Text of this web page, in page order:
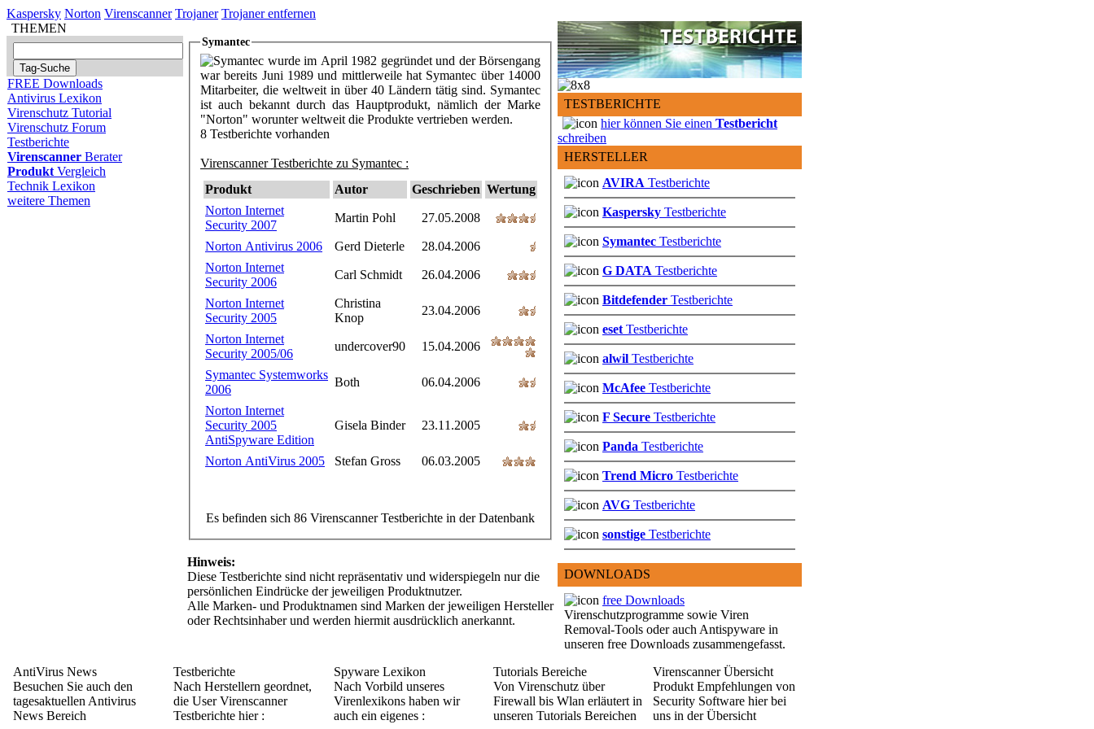
Kaspersky Norton Virenscanner Trojaner Trojaner entfernen
THEMEN
FREE Downloads
Antivirus Lexikon
Virenschutz Tutorial
Virenschutz Forum
Testberichte
Virenscanner Berater
Produkt Vergleich
Technik Lexikon
weitere Themen
Symantec
Symantec wurde im April 1982 gegründet und der Börsengang
war bereits Juni 1989 und mittlerweile hat Symantec über 14000
Mitarbeiter, die weltweit in über 40 Ländern tätig sind. Symantec
ist auch bekannt durch das Hauptprodukt, nämlich der Marke
"Norton" worunter weltweit die Produkte vertrieben werden.
8 Testberichte vorhanden
Virenscanner Testberichte zu Symantec :
Produkt
Autor Geschrieben Wertung
Norton Internet
Security 2007
Martin Pohl 27.05.2008
Norton Antivirus 2006 Gerd Dieterle
28.04.2006
Norton Internet
Security 2006
Carl Schmidt 26.04.2006
Norton Internet
Security 2005
Christina
Knop
23.04.2006
Norton Internet
Security 2005/06
undercover90 15.04.2006
Symantec Systemworks
2006
Both 06.04.2006
Norton Internet
Security 2005
AntiSpyware Edition
Gisela Binder 23.11.2005
Norton AntiVirus 2005 Stefan Gross 06.03.2005
Es befinden sich 86 Virenscanner Testberichte in der Datenbank
Hinweis:
Diese Testberichte sind nicht repräsentativ und widerspiegeln nur die
persönlichen Eindrücke der jeweiligen Produktnutzer.
Alle Marken- und Produktnamen sind Marken der jeweiligen Hersteller
oder Rechtsinhaber und werden hiermit ausdrücklich anerkannt.
TESTBERICHTE
hier können Sie einen Testbericht
schreiben
HERSTELLER
AVIRA Testberichte
Kaspersky Testberichte
Symantec Testberichte
G DATA Testberichte
Bitdefender Testberichte
eset Testberichte
alwil Testberichte
McAfee Testberichte
F Secure Testberichte
Panda Testberichte
Trend Micro Testberichte
AVG Testberichte
sonstige Testberichte
DOWNLOADS
free Downloads
Virenschutzprogramme sowie Viren
Removal-Tools oder auch Antispyware in
unseren free Downloads zusammengefasst.
AntiVirus News
Besuchen Sie auch den
tagesaktuellen Antivirus
News Bereich
Testberichte
Nach Herstellern geordnet,
die User Virenscanner
Testberichte hier :
Spyware Lexikon
Nach Vorbild unseres
Virenlexikons haben wir
auch ein eigenes :
Tutorials Bereiche
Von Virenschutz über
Firewall bis Wlan erläutert in
unseren Tutorials Bereichen
Virenscanner Übersicht
Produkt Empfehlungen von
Security Software hier bei
uns in der Übersicht